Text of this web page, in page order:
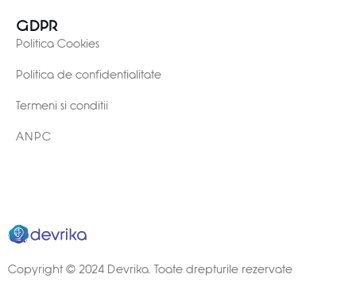
GDPR
Politica Cookies
Politica de confidentialitate
Termeni si conditii
ANPC
Copyright © 2024 Devrika. Toate drepturile rezervate